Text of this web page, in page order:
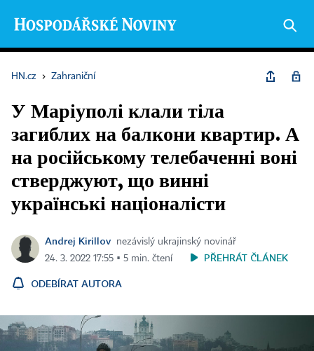
HN.cz › Zahraniční
У Маріуполі клали тіла
загиблих на балкони квартир. А
на російському телебаченні воні
стверджуют, що винні
українські націоналісти
Andrej Kirillov
nezávislý ukrajinský novinář
24. 3. 2022 17:55 ▪ 5 min. čtení
PŘEHRÁT ČLÁNEK
ODEBÍRAT AUTORA